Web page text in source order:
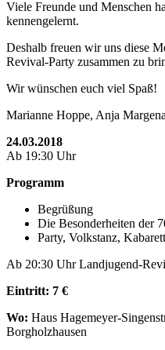
Viele Freunde und Menschen
kennengelernt.
Deshalb freuen wir uns diese
Revival-Party zusammen zu
Wir wünschen euch viel Spaß!
Marianne Hoppe, Anja
24.03.2018
Ab 19:30 Uhr
Programm
Begrüßung
Die Besonderheiten der
Party, Volkstanz,
Ab 20:30 Uhr Landjugend-
Eintritt: 7 €
Wo: Haus Hagemeyer-
Borgholzhausen